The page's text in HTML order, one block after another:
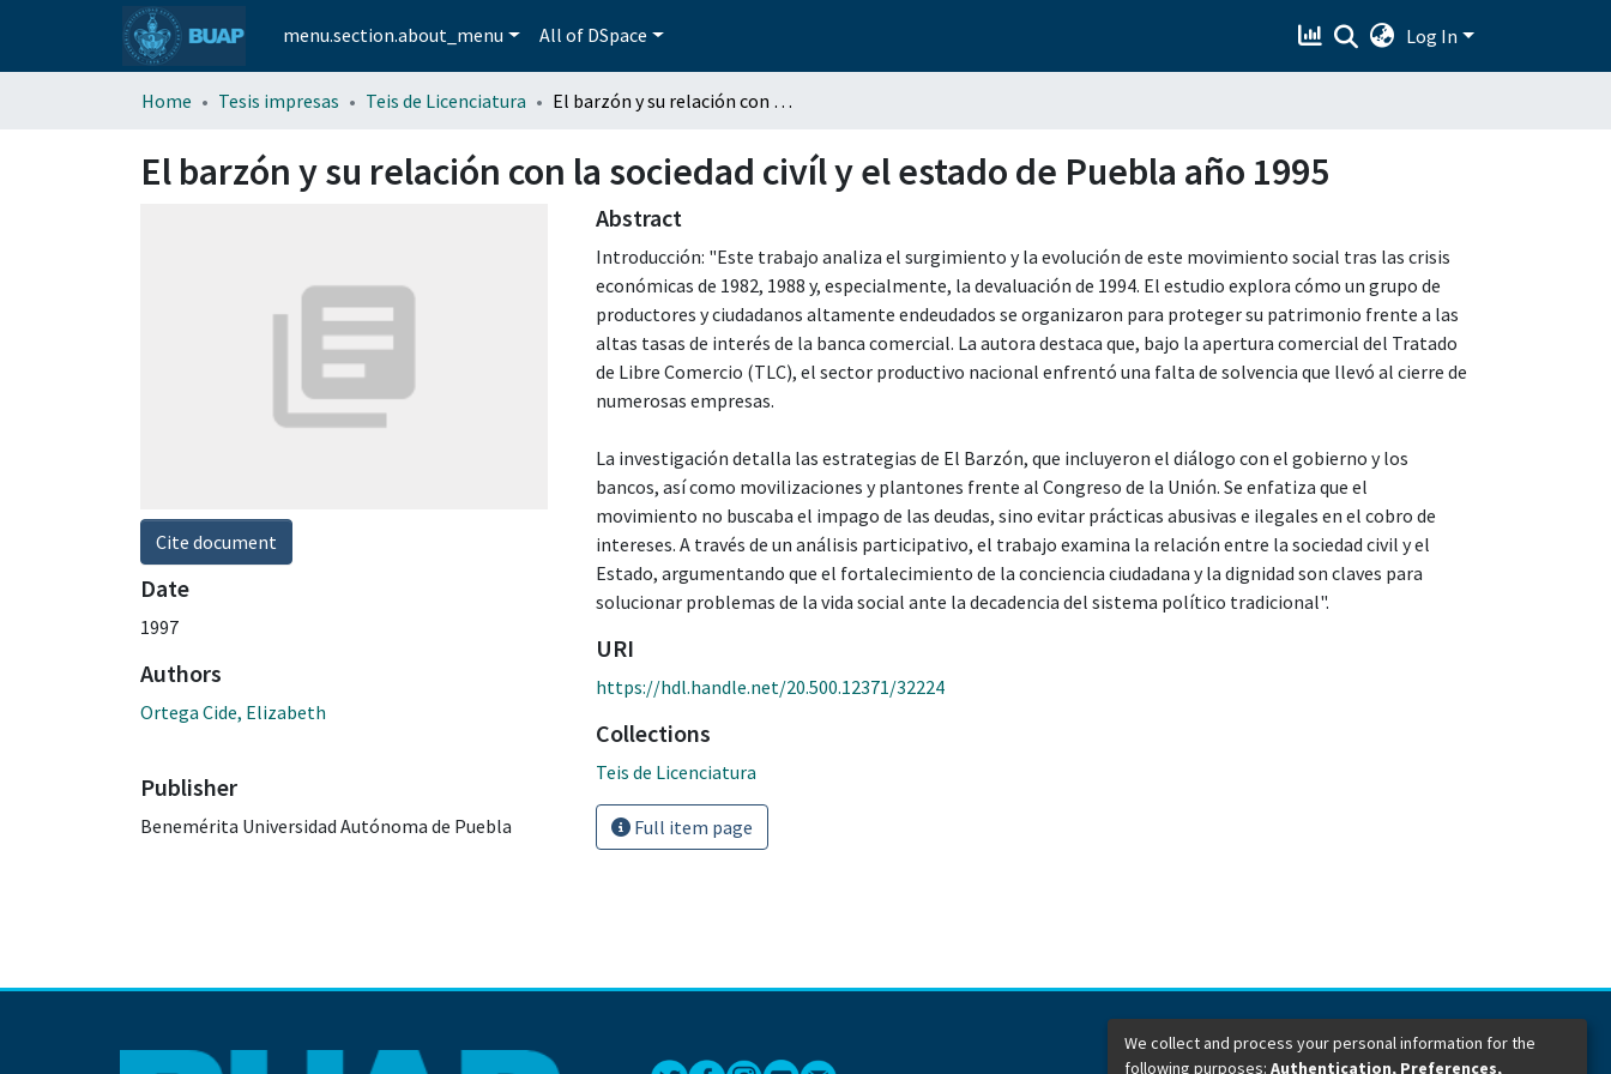
menu.section.about_menu All of DSpace Log In
Home Tesis impresas Teis de Licenciatura El barzón y su relación con la sociedad civíl y el estado de Puebla año 1995
El barzón y su relación con la sociedad civíl y el estado de Puebla año 1995
Cite document
Date
1997
Authors
Ortega Cide, Elizabeth
Publisher
Benemérita Universidad Autónoma de Puebla
Abstract
Introducción: "Este trabajo analiza el surgimiento y la evolución de este movimiento social tras las crisis
económicas de 1982, 1988 y, especialmente, la devaluación de 1994. El estudio explora cómo un grupo de
productores y ciudadanos altamente endeudados se organizaron para proteger su patrimonio frente a las
altas tasas de interés de la banca comercial. La autora destaca que, bajo la apertura comercial del Tratado
de Libre Comercio (TLC), el sector productivo nacional enfrentó una falta de solvencia que llevó al cierre de
numerosas empresas.
La investigación detalla las estrategias de El Barzón, que incluyeron el diálogo con el gobierno y los
bancos, así como movilizaciones y plantones frente al Congreso de la Unión. Se enfatiza que el
movimiento no buscaba el impago de las deudas, sino evitar prácticas abusivas e ilegales en el cobro de
intereses. A través de un análisis participativo, el trabajo examina la relación entre la sociedad civil y el
Estado, argumentando que el fortalecimiento de la conciencia ciudadana y la dignidad son claves para
solucionar problemas de la vida social ante la decadencia del sistema político tradicional".
URI
https://hdl.handle.net/20.500.12371/32224
Collections
Teis de Licenciatura
Full item page
Dirección General de Bibliotecas
We collect and process your personal information for the
following purposes: Authentication, Preferences,